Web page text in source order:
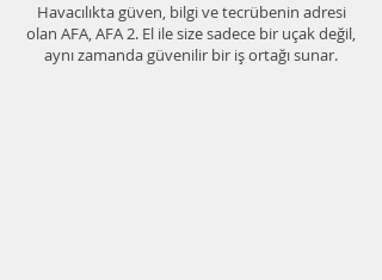
Havacılıkta güven, bilgi ve tecrübenin adresi
olan AFA, AFA 2. El ile size sadece bir uçak değil,
aynı zamanda güvenilir bir iş ortağı sunar.